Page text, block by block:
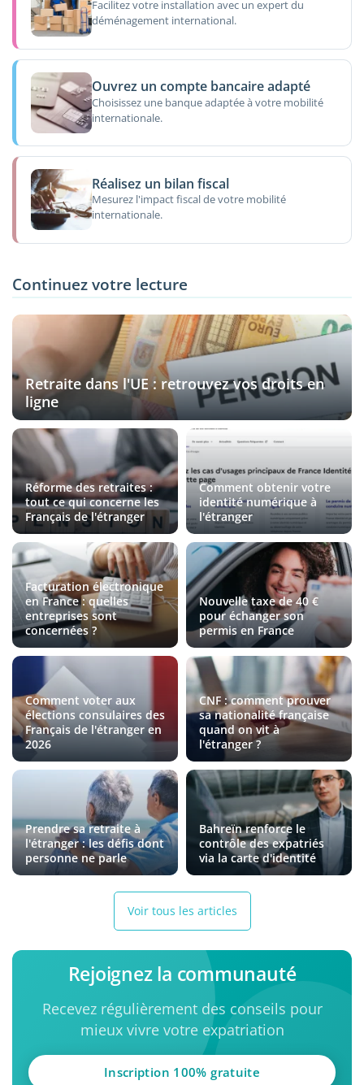
Facilitez votre installation avec un expert du
déménagement international.
Ouvrez un compte bancaire adapté
Choisissez une banque adaptée à votre mobilité
internationale.
Réalisez un bilan fiscal
Mesurez l'impact fiscal de votre mobilité
internationale.
Continuez votre lecture
Retraite dans l'UE : retrouvez vos droits en
ligne
Réforme des retraites :
tout ce qui concerne les
Français de l'étranger
Comment obtenir votre
identité numérique à
l'étranger
Facturation électronique
en France : quelles
entreprises sont
concernées ?
Nouvelle taxe de 40 €
pour échanger son
permis en France
Comment voter aux
élections consulaires des
Français de l'étranger en
2026
CNF : comment prouver
sa nationalité française
quand on vit à
l'étranger ?
Prendre sa retraite à
l'étranger : les défis dont
personne ne parle
Bahreïn renforce le
contrôle des expatriés
via la carte d'identité
Voir tous les articles
Rejoignez la communauté
Recevez régulièrement des conseils pour
mieux vivre votre expatriation
Inscription 100% gratuite